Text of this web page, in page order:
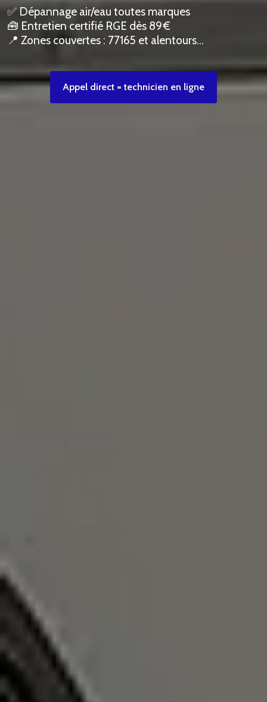
✅ Dépannage air/eau toutes marques
🧰 Entretien certifié RGE dès 89 €
📍 Zones couvertes : 77165 et alentours…
Appel direct = technicien en ligne